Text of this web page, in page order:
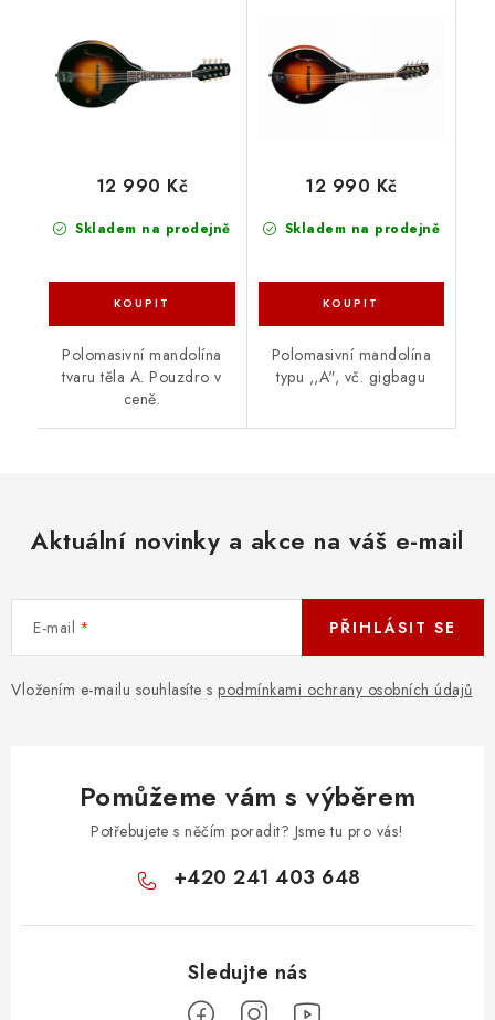
Skladem na prodejně
12 990 Kč
Polomasivní mandolína
tvaru těla A. Pouzdro v
ceně.
Skladem na prodejně
12 990 Kč
Polomasivní mandolína
typu ,,A", vč. gigbagu
Aktuální novinky a akce na váš e-mail
E-mail
Vložením e-mailu souhlasíte s podmínkami ochrany osobních údajů
PŘIHLÁSIT SE
Pomůžeme vám s výběrem
Potřebujete s něčím poradit? Jsme tu pro vás!
+420 241 403 648